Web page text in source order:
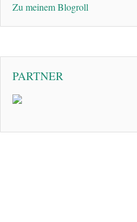
Zu meinem Blogroll
PARTNER